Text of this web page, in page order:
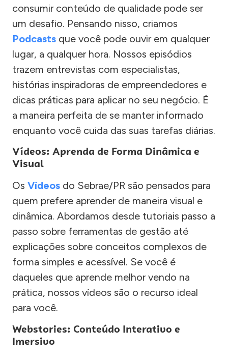
consumir conteúdo de qualidade pode ser
um desafio. Pensando nisso, criamos
Podcasts que você pode ouvir em qualquer
lugar, a qualquer hora. Nossos episódios
trazem entrevistas com especialistas,
histórias inspiradoras de empreendedores e
dicas práticas para aplicar no seu negócio. É
a maneira perfeita de se manter informado
enquanto você cuida das suas tarefas diárias.
Vídeos: Aprenda de Forma Dinâmica e
Visual
Os Vídeos do Sebrae/PR são pensados para
quem prefere aprender de maneira visual e
dinâmica. Abordamos desde tutoriais passo a
passo sobre ferramentas de gestão até
explicações sobre conceitos complexos de
forma simples e acessível. Se você é
daqueles que aprende melhor vendo na
prática, nossos vídeos são o recurso ideal
para você.
Webstories: Conteúdo Interativo e
Imersivo